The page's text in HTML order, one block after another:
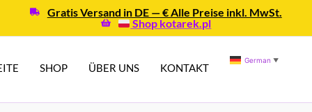
Gratis Versand in DE — € Alle Preise inkl. MwSt.
Shop kotarek.pl
SHOP ÜBER UNS KONTAKT
German ▼